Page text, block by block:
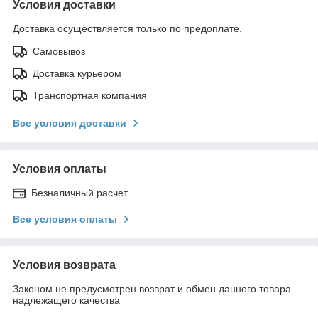
Условия доставки
Доставка осуществляется только по предоплате.
Самовывоз
Доставка курьером
Транспортная компания
Все условия доставки
Условия оплаты
Безналичный расчет
Все условия оплаты
Условия возврата
Законом не предусмотрен возврат и обмен данного товара
надлежащего качества